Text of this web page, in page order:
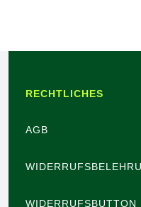
RECHTLICHES
AGB
WIDERRUFSBUTTON